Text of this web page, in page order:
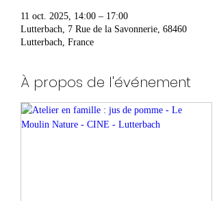
11 oct. 2025, 14:00 – 17:00
Lutterbach, 7 Rue de la Savonnerie, 68460
Lutterbach, France
À propos de l'événement